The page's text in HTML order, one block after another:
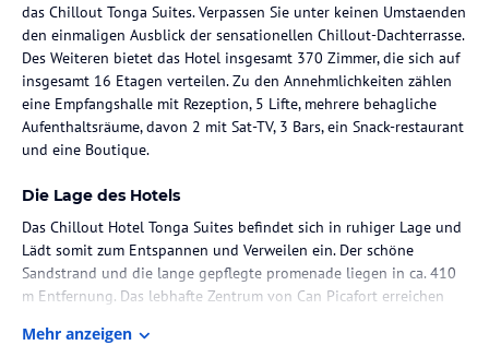
das Chillout Tonga Suites. Verpassen Sie unter keinen Umstaenden
den einmaligen Ausblick der sensationellen Chillout-Dachterrasse.
Des Weiteren bietet das Hotel insgesamt 370 Zimmer, die sich auf
insgesamt 16 Etagen verteilen. Zu den Annehmlichkeiten zählen
eine Empfangshalle mit Rezeption, 5 Lifte, mehrere behagliche
Aufenthaltsräume, davon 2 mit Sat-TV, 3 Bars, ein Snack-restaurant
und eine Boutique.
Die Lage des Hotels
Das Chillout Hotel Tonga Suites befindet sich in ruhiger Lage und
Lädt somit zum Entspannen und Verweilen ein. Der schöne
Sandstrand und die lange gepflegte promenade liegen in ca. 410
m Entfernung. Das lebhafte Zentrum von Can Picafort erreichen
befinden sich zahlreiche Bars, Restaurants, Geschaefte und
Mehr anzeigen